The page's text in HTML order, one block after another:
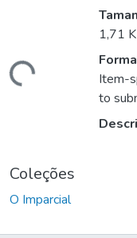
1,71
Item-
to
Coleções
O Imparcial